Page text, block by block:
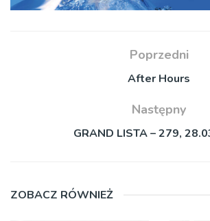
Poprzedni
After Hours
Następny
GRAND LISTA – 279,
ZOBACZ RÓWNIEŻ